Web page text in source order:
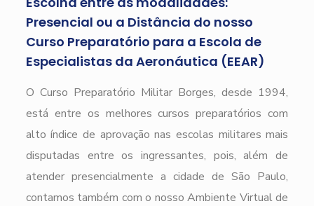
Presencial ou a Distância do nosso
Curso Preparatório para a Escola de
Especialistas da Aeronáutica (EEAR)
O Curso Preparatório Militar Borges, desde 1994,
está entre os melhores cursos preparatórios com
alto índice de aprovação nas escolas militares mais
disputadas entre os ingressantes, pois, além de
atender presencialmente a cidade de São Paulo,
contamos também com o nosso Ambiente Virtual de